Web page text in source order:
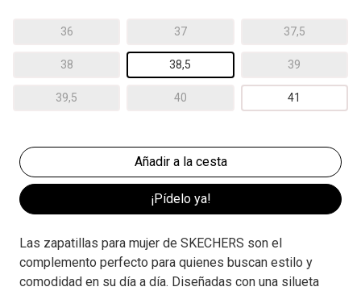
36 37 37,5
38 38,5 39
39,5 40 41
¡Pídelo ya!
Las zapatillas para mujer de SKECHERS son el
complemento perfecto para quienes buscan estilo y
comodidad en su día a día. Diseñadas con una silueta